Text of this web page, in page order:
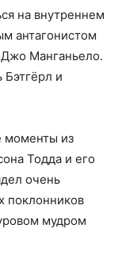
на внутреннем
антагонистом
Манганьело.
и
моменты из
Тодда и его
очень
поклонников
мудром